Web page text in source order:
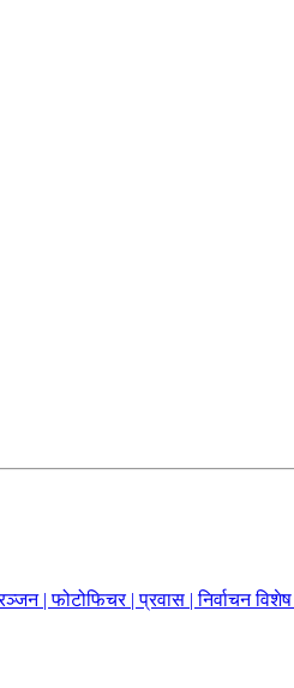
|फोटोफिचर |प्रवास |निर्वाचन